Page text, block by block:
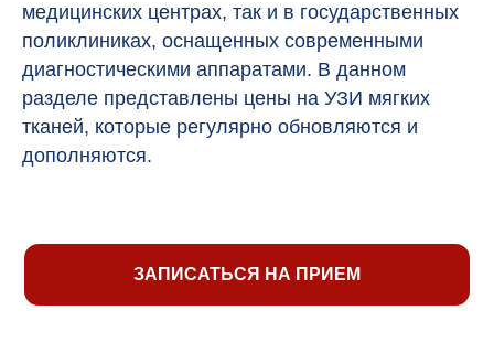
медицинских центрах, так и в государственных
поликлиниках, оснащенных современными
диагностическими аппаратами. В данном
разделе представлены цены на УЗИ мягких
тканей, которые регулярно обновляются и
дополняются.
ЗАПИСАТЬСЯ НА ПРИЕМ